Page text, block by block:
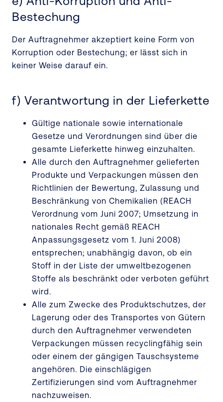
Bestechung
Der Auftragnehmer akzeptiert keine Form von
Korruption oder Bestechung; er lässt sich in
keiner Weise darauf ein.
f) Verantwortung in der Lieferkette
Gültige nationale sowie internationale
Gesetze und Verordnungen sind über die
gesamte Lieferkette hinweg einzuhalten.
Alle durch den Auftragnehmer gelieferten
Produkte und Verpackungen müssen den
Richtlinien der Bewertung, Zulassung und
Beschränkung von Chemikalien (REACH
Verordnung vom Juni 2007; Umsetzung in
nationales Recht gemäß REACH
Anpassungsgesetz vom 1. Juni 2008)
entsprechen; unabhängig davon, ob ein
Stoff in der Liste der umweltbezogenen
Stoffe als beschränkt oder verboten geführt
wird.
Alle zum Zwecke des Produktschutzes, der
Lagerung oder des Transportes von Gütern
durch den Auftragnehmer verwendeten
Verpackungen müssen recyclingfähig sein
oder einem der gängigen Tauschsysteme
angehören. Die einschlägigen
Zertifizierungen sind vom Auftragnehmer
nachzuweisen.